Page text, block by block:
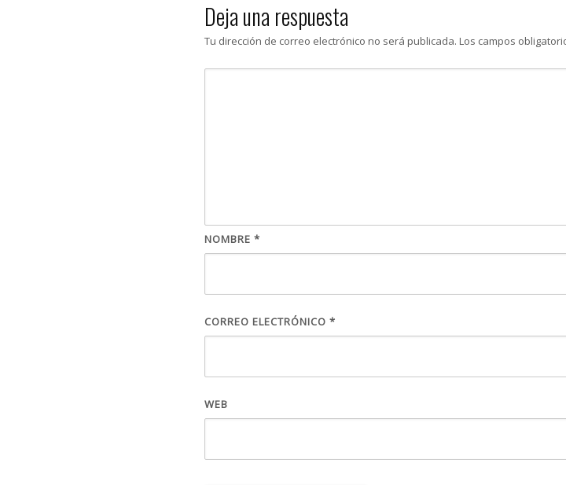
Deja una respuesta
Tu dirección de correo electrónico no será publicada. Los campos
NOMBRE *
CORREO ELECTRÓNICO *
WEB